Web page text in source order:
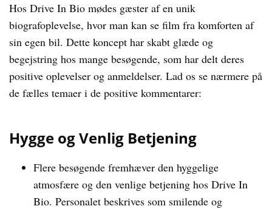
Hos Drive In Bio mødes gæster af en unik
biografoplevelse, hvor man kan se film fra komforten af
sin egen bil. Dette koncept har skabt glæde og
begejstring hos mange besøgende, som har delt deres
positive oplevelser og anmeldelser. Lad os se nærmere på
de fælles temaer i de positive kommentarer:
Hygge og Venlig Betjening
Flere besøgende fremhæver den hyggelige
atmosfære og den venlige betjening hos Drive In
Bio. Personalet beskrives som smilende og